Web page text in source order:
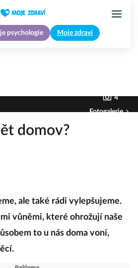
psychologie Moje zdraví
4
Fotogalerie
domov?
ale také rádi vylepšujeme.
vůněmi, které ohrožují naše
to u nás doma voní,